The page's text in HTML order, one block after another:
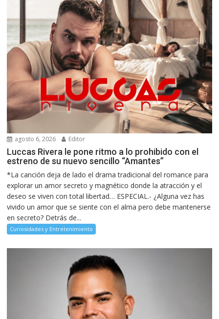
agosto 6, 2026 Editor
Luccas Rivera le pone ritmo a lo prohibido con el
estreno de su nuevo sencillo “Amantes”
*La canción deja de lado el drama tradicional del romance para
explorar un amor secreto y magnético donde la atracción y el
deseo se viven con total libertad… ESPECIAL.- ¿Alguna vez has
vivido un amor que se siente con el alma pero debe mantenerse
en secreto? Detrás de...
Curiosidades y Entretenimiento